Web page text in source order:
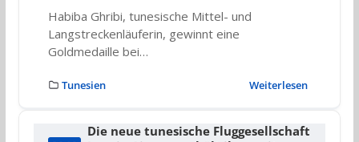
Habiba Ghribi, tunesische Mittel- und
Langstreckenläuferin, gewinnt eine
Goldmedaille bei…
Tunesien Weiterlesen
Die neue tunesische Fluggesellschaft